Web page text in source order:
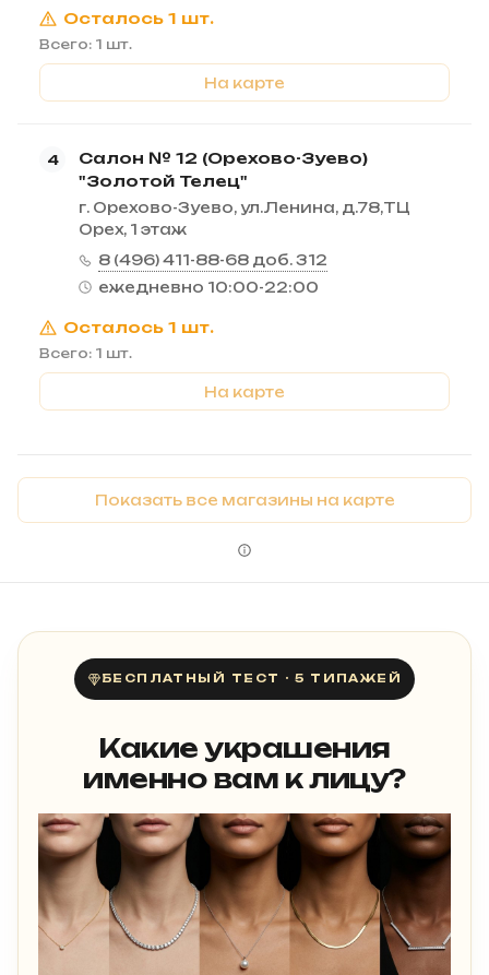
Осталось 1 шт.
Всего: 1 шт.
На карте
4
Салон № 12 (Орехово-Зуево)
"Золотой Телец"
г. Орехово-Зуево, ул.Ленина, д.78,ТЦ
Орех, 1 этаж
8 (496) 411-88-68 доб. 312
ежедневно 10:00-22:00
Осталось 1 шт.
Всего: 1 шт.
На карте
Показать все магазины на карте
БЕСПЛАТНЫЙ ТЕСТ · 5 ТИПАЖЕЙ
Какие украшения
именно вам к лицу?